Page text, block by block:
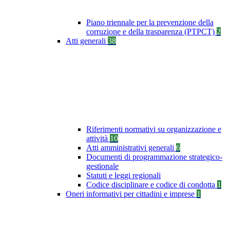
Piano triennale per la prevenzione della
corruzione e della trasparenza (PTPCT) 2
Atti generali 38
Riferimenti normativi su organizzazione e
attività 10
Atti amministrativi generali 6
Documenti di programmazione strategico-
gestionale
Statuti e leggi regionali
Codice disciplinare e codice di condotta 1
Oneri informativi per cittadini e imprese 1